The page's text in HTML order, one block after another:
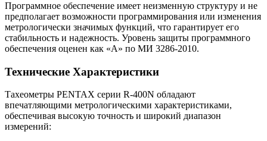
Программное обеспечение имеет неизменную структуру и не
предполагает возможности программирования или изменения
метрологически значимых функций, что гарантирует его
стабильность и надежность. Уровень защиты программного
обеспечения оценен как «A» по МИ 3286-2010.
Технические Характеристики
Тахеометры PENTAX серии R-400N обладают
впечатляющими метрологическими характеристиками,
обеспечивая высокую точность и широкий диапазон
измерений: